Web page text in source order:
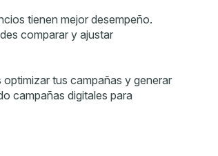
tienen mejor desempeño.
comparar y ajustar
tus campañas y generar
campañas digitales para